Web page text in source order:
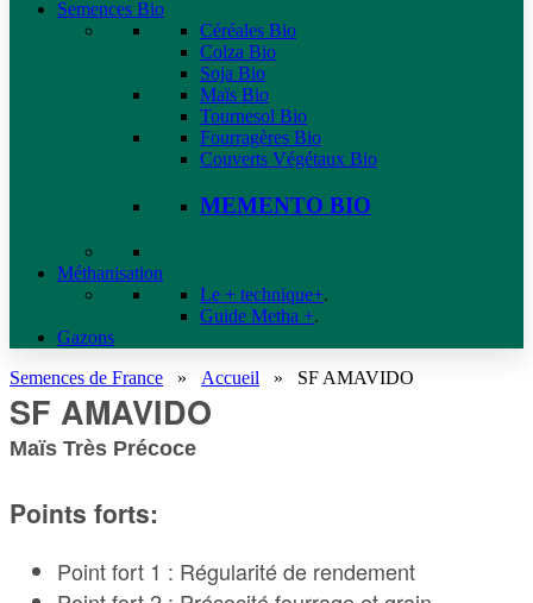
Semences Bio
Céréales Bio
Colza Bio
Soja Bio
Maïs Bio
Tournesol Bio
Fourragères Bio
Couverts Végétaux Bio
MEMENTO BIO
Méthanisation
Le + technique+.
Guide Metha +.
Gazons
Semences de France » Accueil » SF AMAVIDO
SF AMAVIDO
Maïs Très Précoce
Points forts:
Point fort 1 : Régularité de rendement